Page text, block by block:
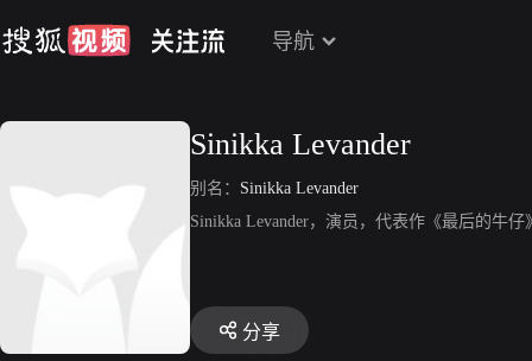
导航
Sinikka Levander
别名： Sinikka Levander
Sinikka Levander，演员，代表作《最后的牛仔
分享